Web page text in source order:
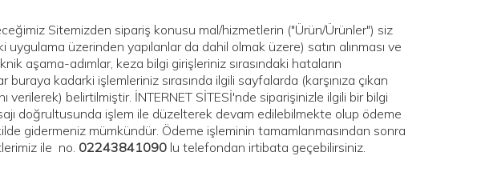
Sitemizden sipariş konusu mal/hizmetlerin ("Ürün/Ürünler") siz
uygulama üzerinden yapılanlar da dahil olmak üzere) satın alınması ve
aşama-adımlar, keza bilgi girişleriniz sırasındaki hataların
kadarki işlemleriniz sırasında ilgili sayfalarda (karşınıza çıkan
verilerek) belirtilmiştir. İNTERNET SİTESİ'nde siparişinizle ilgili bir bilgi
doğrultusunda işlem ile düzelterek devam edilebilmekte olup ödeme
gidermeniz mümkündür. Ödeme işleminin tamamlanmasından sonra
ile no. 02243841090 lu telefondan irtibata geçebilirsiniz.